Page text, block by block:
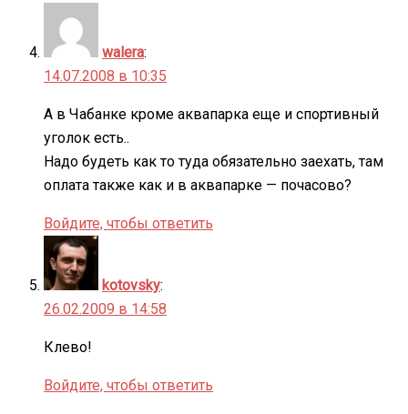
walera:
14.07.2008 в 10:35
А в Чабанке кроме аквапарка еще и спортивный
уголок есть..
Надо будеть как то туда обязательно заехать, там
оплата также как и в аквапарке — почасово?
Войдите, чтобы ответить
kotovsky:
26.02.2009 в 14:58
Клево!
Войдите, чтобы ответить